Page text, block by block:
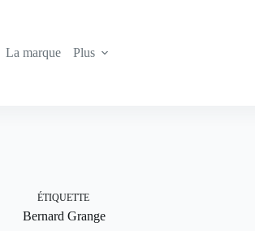
La marque
Plus
ÉTIQUETTE
Bernard Grange